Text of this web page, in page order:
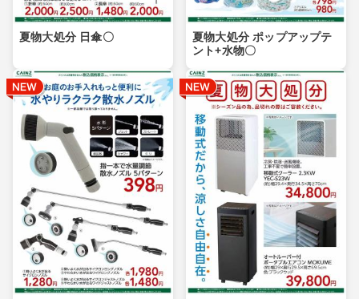
夏物大処分 日傘〇
夏物大処分 ポップアップテ
ント+水物〇